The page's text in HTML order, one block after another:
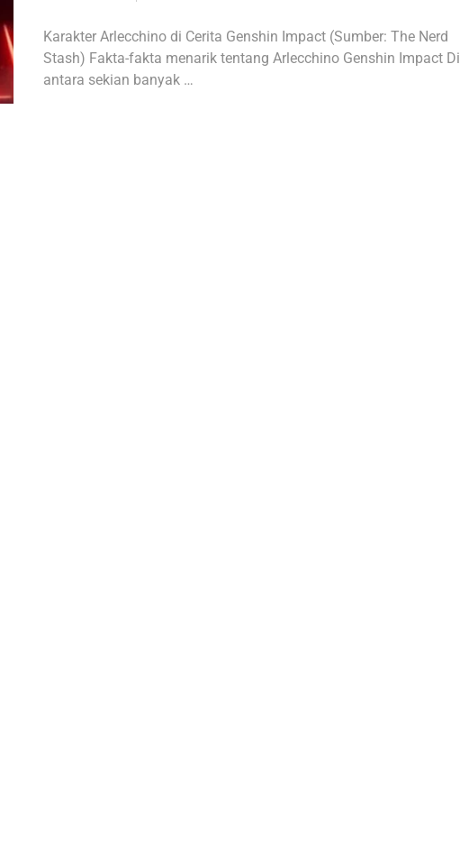
Karakter Arlecchino di Cerita Genshin Impact (Sumber: The Nerd
Stash) Fakta-fakta menarik tentang Arlecchino Genshin Impact Di
antara sekian banyak …